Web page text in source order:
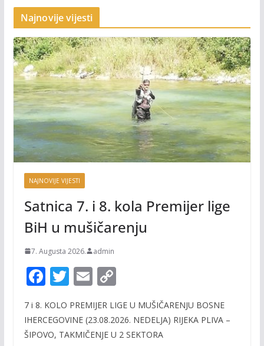
Najnovije vijesti
NAJNOVIJE VIJESTI
Satnica 7. i 8. kola Premijer lige
BiH u mušičarenju
7. Augusta 2026. admin
F
e
b
T
itt
er
E
ai
l
C
p
y
7 i 8. KOLO PREMIJER LIGE U MUŠIČARENJU BOSNE
IHERCEGOVINE (23.08.2026. NEDELJA) RIJEKA PLIVA –
ŠIPOVO, TAKMIČENJE U 2 SEKTORA